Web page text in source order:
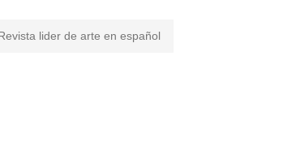
lider de arte en español